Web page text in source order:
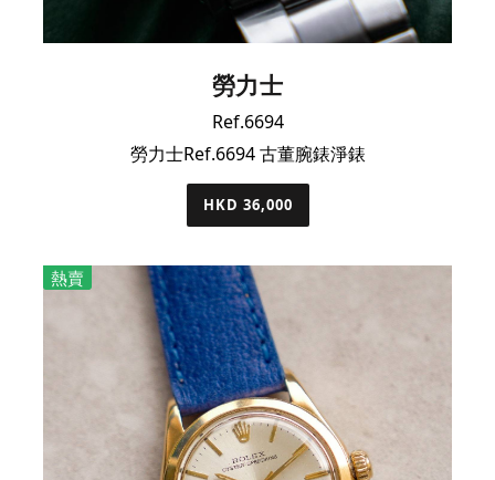
勞力士
Ref.6694
勞力士Ref.6694 古董腕錶淨錶
HKD 36,000
熱賣